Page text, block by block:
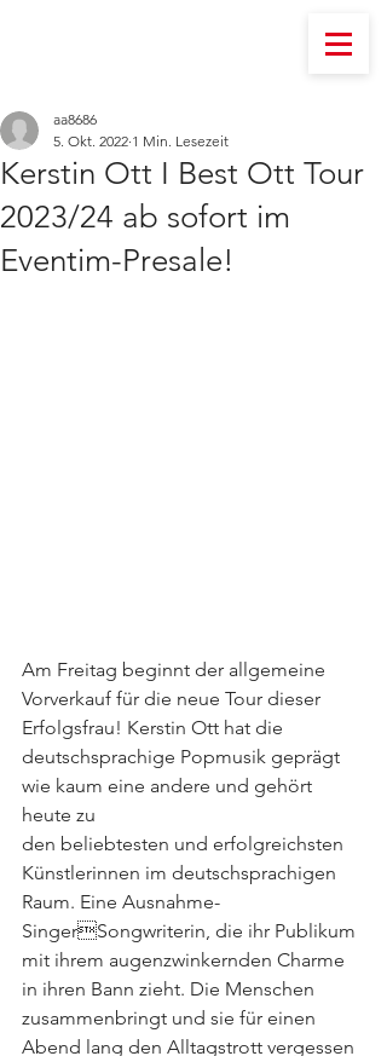
Kerstin Ott I Best Ott Tour
2023/24 ab sofort im
Eventim-Presale!
aa8686
5. Okt. 2022 1 Min. Lesezeit
Am Freitag beginnt der allgemeine
Vorverkauf für die neue Tour dieser
Erfolgsfrau! Kerstin Ott hat die
deutschsprachige Popmusik geprägt
wie kaum eine andere und gehört
heute zu
den beliebtesten und erfolgreichsten
Künstlerinnen im deutschsprachigen
Raum. Eine Ausnahme-
SingerSongwriterin, die ihr Publikum
mit ihrem augenzwinkernden Charme
in ihren Bann zieht. Die Menschen
zusammenbringt und sie für einen
Abend lang den Alltagstrott vergessen